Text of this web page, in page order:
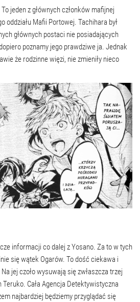
jeden z głównych członków mafijnej
oddziału Mafii Portowej. Tachihara był
głównych postaci nie posiadających
poznamy jego prawdziwe ja. Jednak
że rodzinne więzi, nie zmieniły nieco
informacji co dalej z Yosano. Za to w tych
się wątek Ogarów. To dość ciekawa i
jej czoło wysuwają się zwłaszcza trzej
Cała Agencja Detektywistyczna
najbardziej będziemy przyglądać się